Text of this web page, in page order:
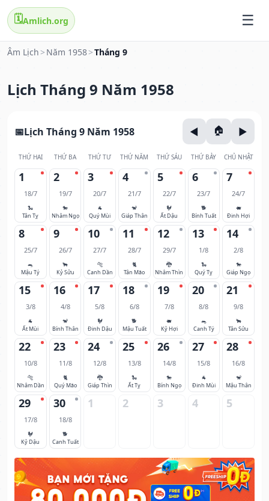
🗓️Amlich.org
Âm Lịch > Năm 1958>Tháng 9
Lịch Tháng 9 Năm 1958
Lịch Tháng 9 Năm 1958
THỨ HAI THỨ BA THỨ TƯ THỨ NĂM THỨ SÁU THỨ BẢY CHỦ NHẬT
1
18/7
🐍
Tân Tỵ
2
19/7
🐎
Nhâm Ngọ
3
20/7
🐐
Quý Mùi
4
21/7
🐒
Giáp Thân
5
22/7
🐓
Ất Dậu
6
23/7
🐕
Bính Tuất
7
24/7
🐖
Đinh Hợi
8
25/7
🐀
Mậu Tý
9
26/7
🐂
Kỷ Sửu
10
27/7
🐅
Canh Dần
11
28/7
🐈
Tân Mão
12
29/7
🐉
Nhâm Thìn
13
1/8
🐍
Quý Tỵ
14
2/8
🐎
Giáp Ngọ
15
3/8
🐐
Ất Mùi
16
4/8
🐒
Bính Thân
17
5/8
🐓
Đinh Dậu
18
6/8
🐕
Mậu Tuất
19
7/8
🐖
Kỷ Hợi
20
8/8
🐀
Canh Tý
21
9/8
🐂
Tân Sửu
22
10/8
🐅
Nhâm Dần
23
11/8
🐈
Quý Mão
24
12/8
🐉
Giáp Thìn
25
13/8
🐍
Ất Tỵ
26
14/8
🐎
Bính Ngọ
27
15/8
🐐
Đinh Mùi
28
16/8
🐒
Mậu Thân
29
17/8
🐓
Kỷ Dậu
30
18/8
🐕
Canh Tuất
1 2 3 4 5